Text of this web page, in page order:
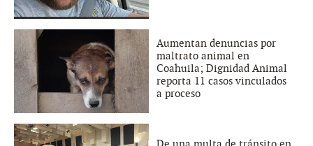
Aumentan denuncias por
maltrato animal en
Coahuila; Dignidad Animal
reporta 11 casos vinculados
a proceso